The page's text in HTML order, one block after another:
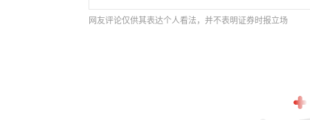
网友评论仅供其表达个人看法，并不表明证券时报立场